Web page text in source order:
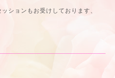
ションもお受けしております、